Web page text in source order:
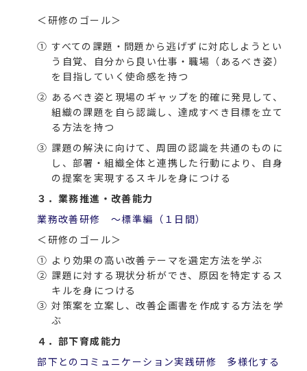
＜研修のゴール＞
① すべての課題・問題から逃げずに対応しようとい
う自覚、自分から良い仕事・職場（あるべき姿）
を目指していく使命感を持つ
② あるべき姿と現場のギャップを的確に発見して、
組織の課題を自ら認識し、達成すべき目標を立て
る方法を持つ
③ 課題の解決に向けて、周囲の認識を共通のものに
し、部署・組織全体と連携した行動により、自身
の提案を実現するスキルを身につける
３．業務推進・改善能力
業務改善研修 ～標準編（１日間）
＜研修のゴール＞
① より効果の高い改善テーマを選定方法を学ぶ
② 課題に対する現状分析ができ、原因を特定するス
キルを身につける
③ 対策案を立案し、改善企画書を作成する方法を学
ぶ
４．部下育成能力
部下とのコミュニケーション実践研修 多様化する